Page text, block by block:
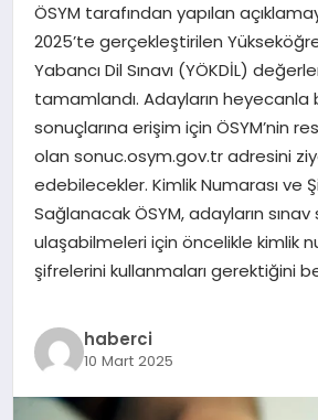
TEKNOLOJI
SPOR
YAŞAM
EĞITIM
ÖSYM tarafından yapılan
2025’te gerçekleştirilen
Yabancı Dil Sınavı (YÖKDİL)
tamamlandı. Adayların heyecanla
sonuçlarına erişim için ÖSYM’nin
olan sonuc.osym.gov.tr adresini
edebilecekler. Kimlik Numarası ve
Sağlanacak ÖSYM, adayların sınav
ulaşabilmeleri için öncelikle kimlik
şifrelerini kullanmaları gerektiğini
haberci
10 Mart 2025